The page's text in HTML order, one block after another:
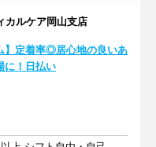
カルケア岡山支店
】定着率◎居心地の良いあ
に！日払い